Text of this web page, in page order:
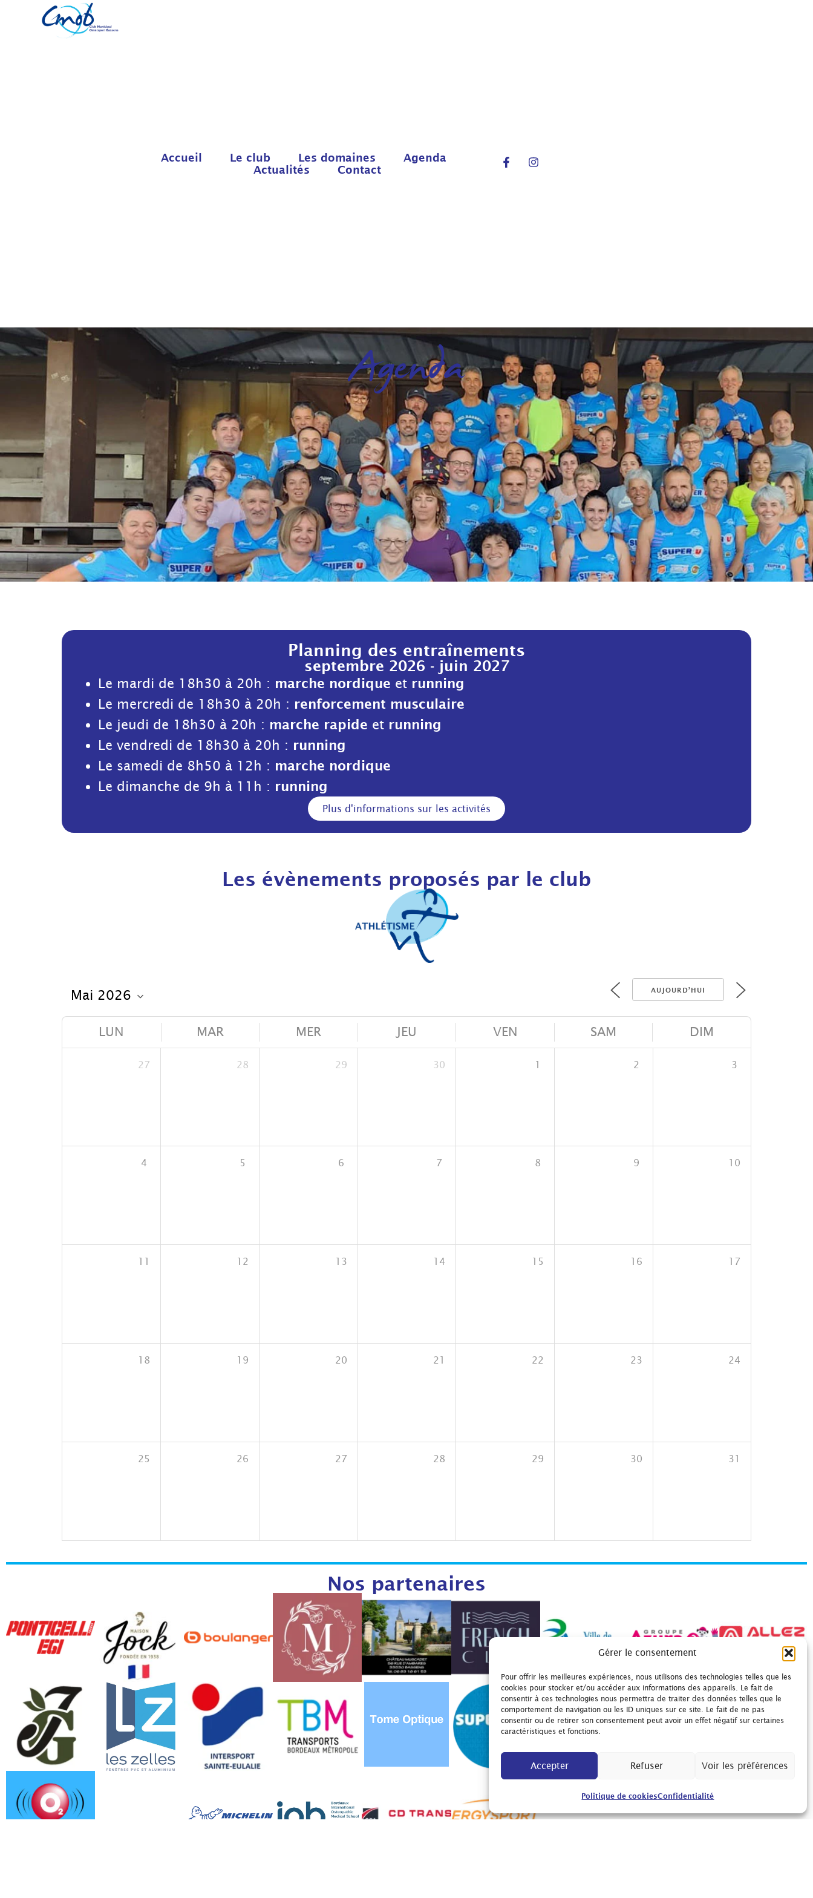
Gérer le consentement
Pour offrir les meilleures expériences, nous utilisons des technologies telles que les
cookies pour stocker et/ou accéder aux informations des appareils. Le fait de
consentir à ces technologies nous permettra de traiter des données telles que le
comportement de navigation ou les ID uniques sur ce site. Le fait de ne pas
consentir ou de retirer son consentement peut avoir un effet négatif sur certaines
caractéristiques et fonctions.
Accepter Refuser Voir les préférences
Politique de cookiesConfidentialité
Accueil Le club Les domaines
Agenda
Actualités
Contact
Agenda
Planning des entraînements
septembre 2026 - juin 2027
Le mardi de 18h30 à 20h : marche nordique et running
Le mercredi de 18h30 à 20h : renforcement musculaire
Le jeudi de 18h30 à 20h : marche rapide et running
Le vendredi de 18h30 à 20h : running
Le samedi de 8h50 à 12h : marche nordique
Le dimanche de 9h à 11h : running
Plus d'informations sur les activités
Les évènements proposés par le club
AUJOURD’HUI
LUN MAR MER JEU VEN SAM DIM
27 28 29 30 1 2 3
4 5 6 7 8 9 10
11 12 13 14 15 16 17
18 19 20 21 22 23 24
25 26 27 28 29 30 31
Nos partenaires